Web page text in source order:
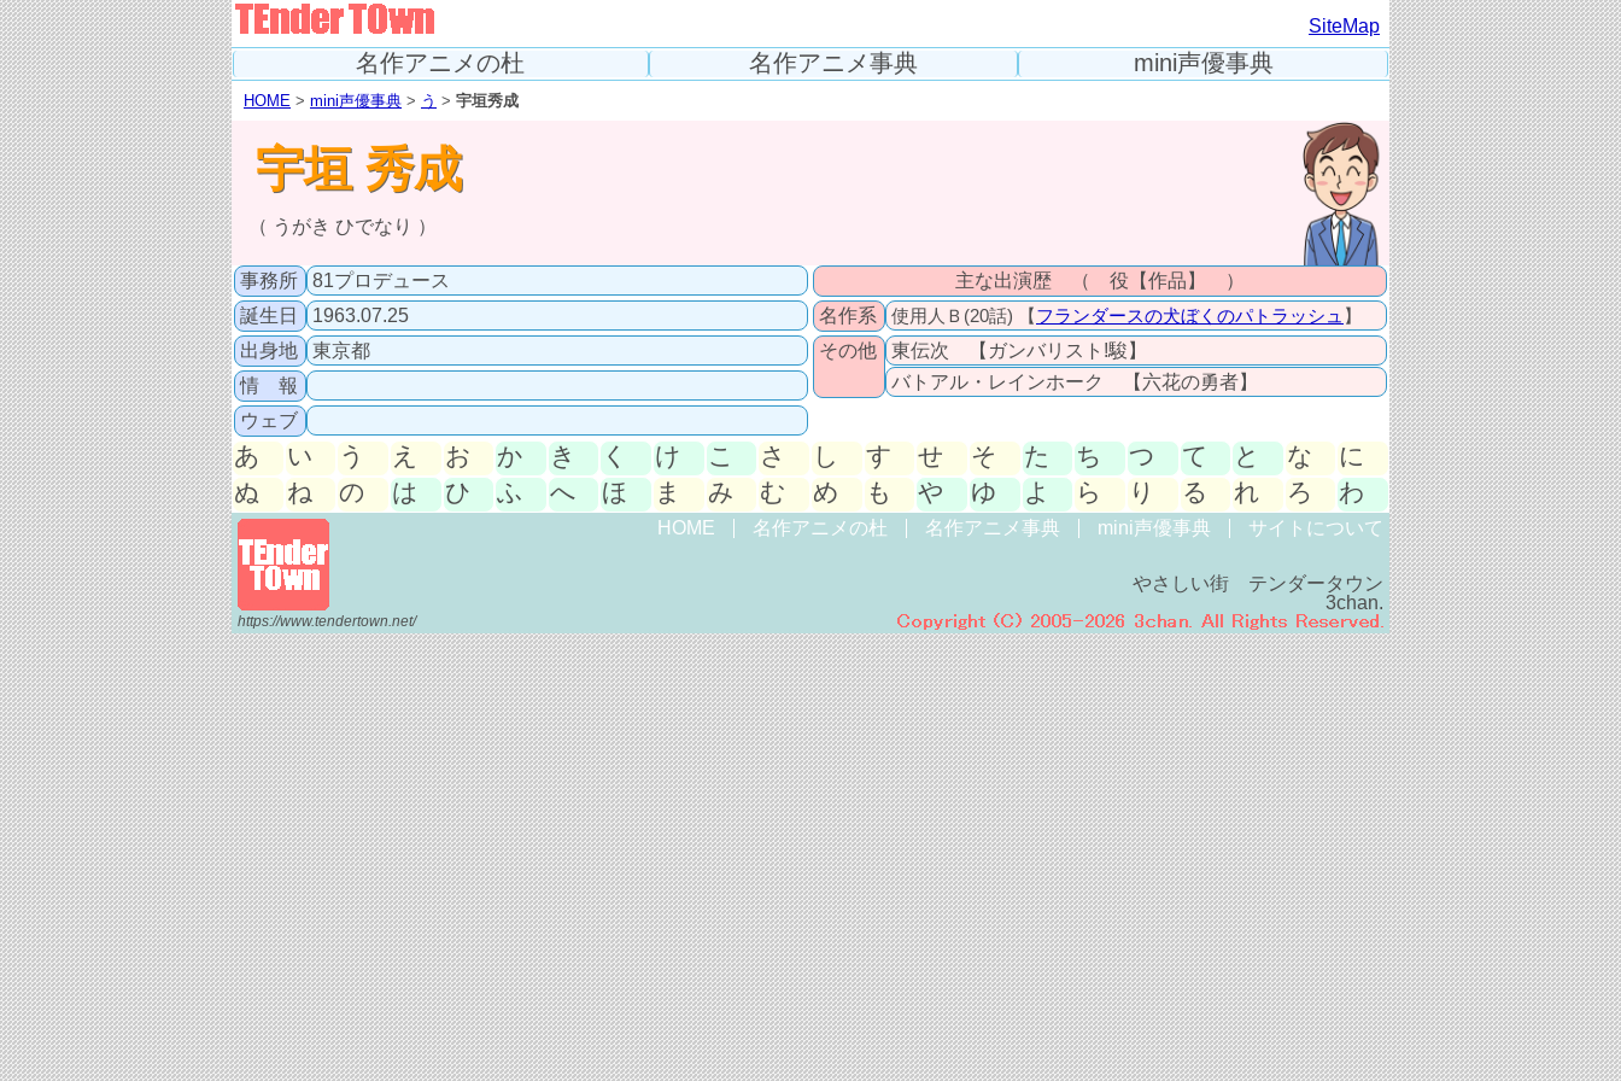
SiteMap
名作アニメの杜 名作アニメ事典 mini声優事典
HOME > mini声優事典 > う > 宇垣秀成
宇垣 秀成
（ うがき ひでなり ）
事務所
81プロデュース
誕生日
1963.07.25
出身地
東京都
情 報
ウェブ
主な出演歴 （ 役【作品】 ）
名作系
使用人Ｂ(20話) 【フランダースの犬ぼくのパトラッシュ 】
その他
東伝次 【ガンバリスト!駿】
バトアル・レインホーク 【六花の勇者】
あ い う え お か き く け こ さ し す せ そ た ち つ て と な
に
ぬ
ね の は ひ ふ へ ほ ま み む め も や ゆ よ ら り る れ ろ わ
https://www.tendertown.net/
HOME 名作アニメの杜 名作アニメ事典 mini声優事典 サイトについて
やさしい街 テンダータウン
3chan.